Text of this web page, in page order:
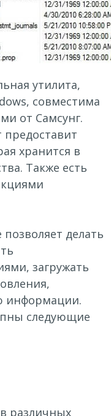
утилита,
совместима
от Самсунг.
хранится в
Также есть
делать
загружать
информации.
следующие
различных